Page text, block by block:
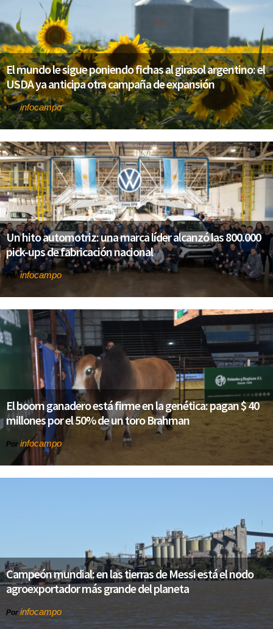
El mundo le sigue poniendo fichas al girasol argentino: el
USDA ya anticipa otra campaña de expansión
Porinfocampo
Un hito automotriz: una marca líder alcanzó las 800.000
pick-ups de fabricación nacional
Por infocampo
El boom ganadero está firme en la genética: pagan $ 40
millones por el 50% de un toro Brahman
Por infocampo
Campeón mundial: en las tierras de Messi está el nodo
agroexportador más grande del planeta
Por infocampo